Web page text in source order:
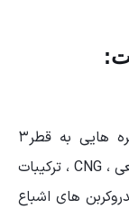
مولکولارسیو 3A یک زئولیت نوع A با حفره هایی به قطر۳
آنگستروم ، مناسب برای نم زدایی از گاز طبیعی ، CNG ، ترکیبات
های اشباع